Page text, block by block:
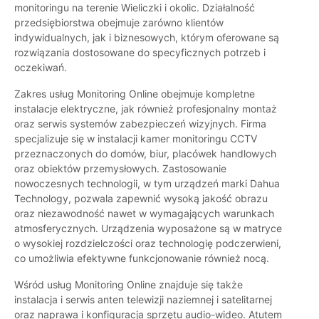
monitoringu na terenie Wieliczki i okolic. Działalność
przedsiębiorstwa obejmuje zarówno klientów
indywidualnych, jak i biznesowych, którym oferowane są
rozwiązania dostosowane do specyficznych potrzeb i
oczekiwań.
Zakres usług Monitoring Online obejmuje kompletne
instalacje elektryczne, jak również profesjonalny montaż
oraz serwis systemów zabezpieczeń wizyjnych. Firma
specjalizuje się w instalacji kamer monitoringu CCTV
przeznaczonych do domów, biur, placówek handlowych
oraz obiektów przemysłowych. Zastosowanie
nowoczesnych technologii, w tym urządzeń marki Dahua
Technology, pozwala zapewnić wysoką jakość obrazu
oraz niezawodność nawet w wymagających warunkach
atmosferycznych. Urządzenia wyposażone są w matryce
o wysokiej rozdzielczości oraz technologię podczerwieni,
co umożliwia efektywne funkcjonowanie również nocą.
Wśród usług Monitoring Online znajduje się także
instalacja i serwis anten telewizji naziemnej i satelitarnej
oraz naprawa i konfiguracja sprzętu audio-wideo. Atutem